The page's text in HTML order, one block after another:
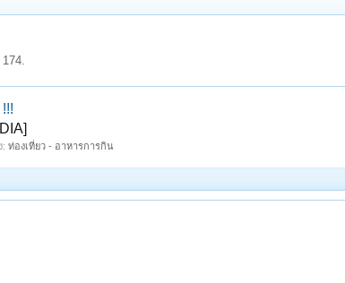
: ท่องเที่ยว - อาหารการกิน